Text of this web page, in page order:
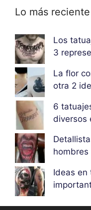
Lo más reciente
Los
3
La flor
otra 2
6
diversos
hombres
Ideas en